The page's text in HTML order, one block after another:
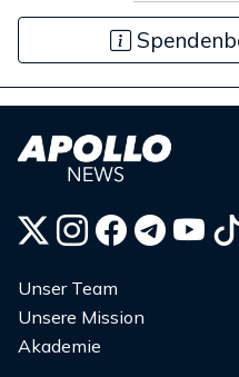
Unser Team
Unsere Mission
Akademie